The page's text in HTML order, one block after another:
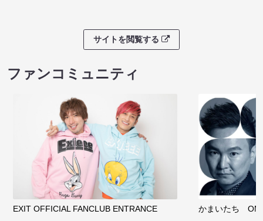
サイトを閲覧する
ファンコミュニティ
EXIT OFFICIAL FANCLUB ENTRANCE かまいたち